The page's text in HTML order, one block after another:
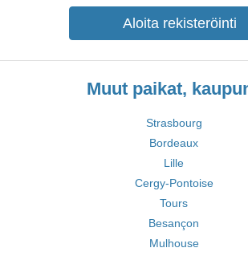
Aloita rekisteröinti
Muut paikat,
Strasbourg
Bordeaux
Lille
Cergy-Pontoise
Tours
Besançon
Mulhouse